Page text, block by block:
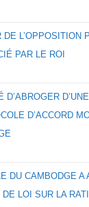
L’OPPOSITION
PAR LE ROI
D’ABROGER
D’ACCORD
DU CAMBODGE A
DE LOI SUR LA